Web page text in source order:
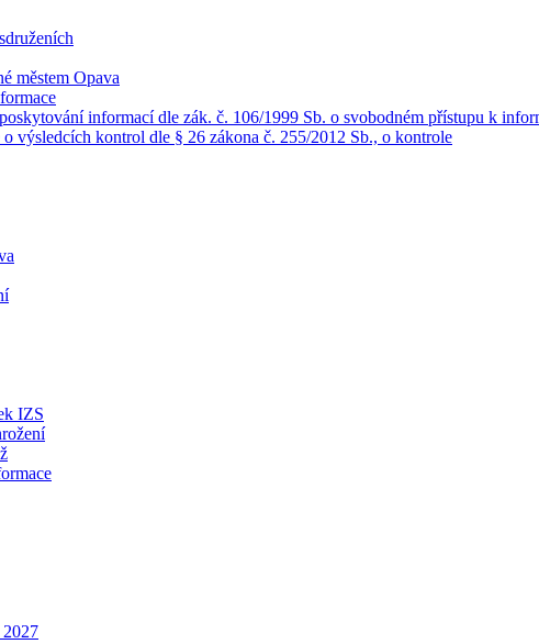
městem Opava
informací dle zák. č. 106/1999 Sb. o svobodném přístupu k
výsledcích kontrol dle § 26 zákona č. 255/2012 Sb., o kontrole
IZS